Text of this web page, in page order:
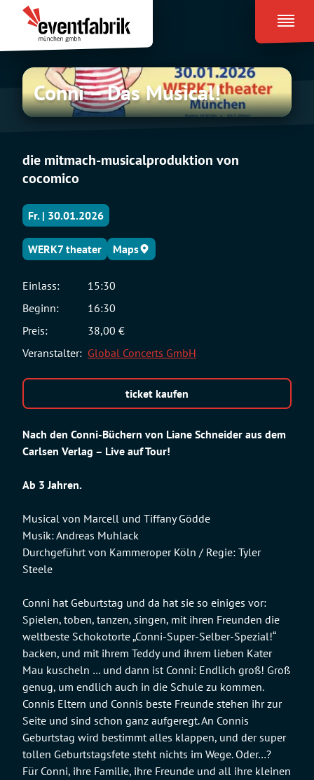
Inhalt
springen
Eventfabrik
München
Conni
–
Das
Conni – Das Musical!
die mitmach-musicalproduktion von
cocomico
Nach den Conni-Büchern von Liane Schneider aus dem
Carlsen Verlag – Live auf Tour!
Ab 3 Jahren.
Musical von Marcell und Tiffany Gödde
Musik: Andreas Muhlack
Durchgeführt von Kammeroper Köln / Regie: Tyler
Steele
Conni hat Geburtstag und da hat sie so einiges vor:
Spielen, toben, tanzen, singen, mit ihren Freunden die
weltbeste Schokotorte „Conni-Super-Selber-Spezial!“
backen, und mit ihrem Teddy und ihrem lieben Kater
Mau kuscheln … und dann ist Conni: Endlich groß! Groß
genug, um endlich auch in die Schule zu kommen.
Connis Eltern und Connis beste Freunde stehen ihr zur
Seite und sind schon ganz aufgeregt. An Connis
Geburtstag wird bestimmt alles klappen, und der super
tollen Geburtstagsfete steht nichts im Wege. Oder…?
Für Conni, ihre Familie, ihre Freunde und all ihre kleinen
Fr. | 30.01.2026
WERK7 theater Maps
Einlass:
15:30
Beginn:
16:30
Preis:
38,00 €
Veranstalter: Global Concerts GmbH
ticket kaufen